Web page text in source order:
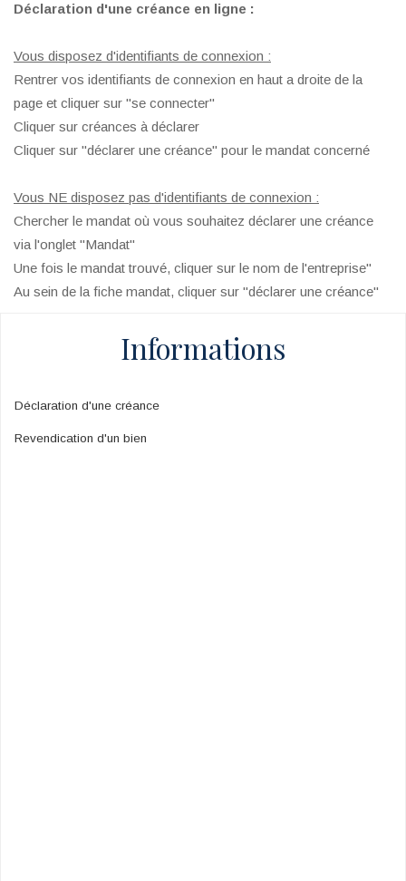
Déclaration d'une créance en ligne :
Vous disposez d'identifiants de connexion :
Rentrer vos identifiants de connexion en haut a droite de la
page et cliquer sur "se connecter"
Cliquer sur créances à déclarer
Cliquer sur "déclarer une créance" pour le mandat concerné
Vous NE disposez pas d'identifiants de connexion :
Chercher le mandat où vous souhaitez déclarer une créance
via l'onglet "Mandat"
Une fois le mandat trouvé, cliquer sur le nom de l'entreprise"
Au sein de la fiche mandat, cliquer sur "déclarer une créance"
Informations
Déclaration d'une créance
Revendication d'un bien